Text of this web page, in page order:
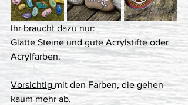
Ihr braucht dazu nur:
Glatte Steine und gute Acrylstifte oder
Acrylfarben.
Vorsichtig mit den Farben, die gehen
kaum mehr ab.